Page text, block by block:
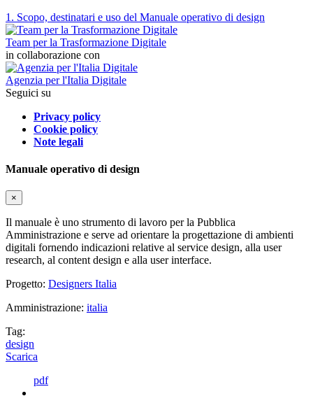
1. Scopo, destinatari e uso del Manuale operativo di design
Team per la Trasformazione Digitale
in collaborazione con
Agenzia per l'Italia Digitale
Seguici su
Privacy policy
Cookie policy
Note legali
Manuale operativo di design
×
Il manuale è uno strumento di lavoro per la Pubblica
Amministrazione e serve ad orientare la progettazione di ambienti
digitali fornendo indicazioni relative al service design, alla user
research, al content design e alla user interface.
Progetto: Designers Italia
Amministrazione: italia
Tag:
design
Scarica
pdf